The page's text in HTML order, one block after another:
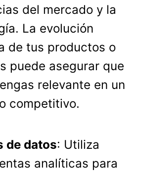
del mercado y la
La evolución
de tus productos o
puede asegurar que
relevante en un
competitivo.
de datos: Utiliza
analíticas para